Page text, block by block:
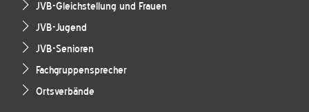
JVB-Gleichstellung und Frauen
JVB-Jugend
JVB-Senioren
Fachgruppensprecher
Ortsverbände